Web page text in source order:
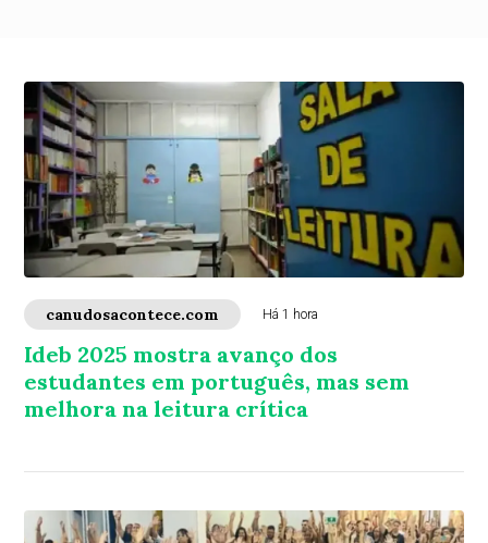
canudosacontece.com Há 1 hora
Ideb 2025 mostra avanço dos
estudantes em português, mas sem
melhora na leitura crítica